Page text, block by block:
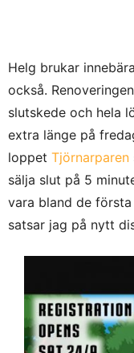
Helg brukar
också.
slutskede och hela
extra länge på
loppet Tjörnarparen
sälja slut på 5
vara bland de
satsar jag på nytt